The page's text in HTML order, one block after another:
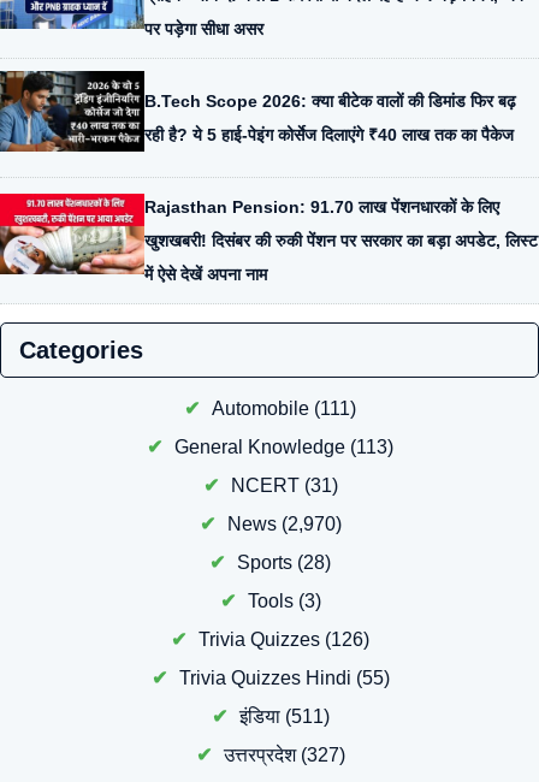
पर पड़ेगा सीधा असर
B.Tech Scope 2026: क्या बीटेक वालों की डिमांड फिर बढ़
रही है? ये 5 हाई-पेइंग कोर्सेज दिलाएंगे ₹40 लाख तक का पैकेज
Rajasthan Pension: 91.70 लाख पेंशनधारकों के लिए
खुशखबरी! दिसंबर की रुकी पेंशन पर सरकार का बड़ा अपडेट, लिस्ट
में ऐसे देखें अपना नाम
Categories
Automobile (111)
General Knowledge (113)
NCERT(31)
News(2,970)
Sports (28)
Tools(3)
Trivia Quizzes (126)
Trivia Quizzes Hindi (55)
इंडिया(511)
उत्तरप्रदेश(327)